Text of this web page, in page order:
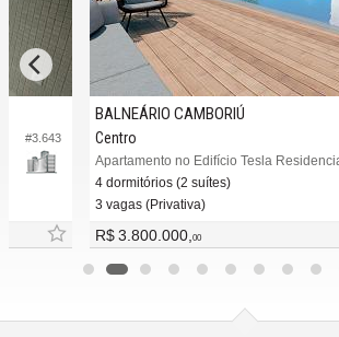
#3.643
BALNEÁRIO CAMBORIÚ
Centro
Apartamento no Edifício Tesla
4 dormitórios (2 suítes)
3 vagas (Privativa)
R$ 3.800.000, 00